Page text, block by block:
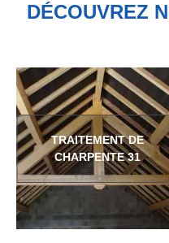
DÉCOUVREZ
TRAITEMENT DE
CHARPENTE 31